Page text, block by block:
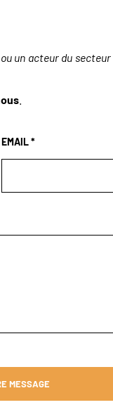
un acteur du
EMAIL *